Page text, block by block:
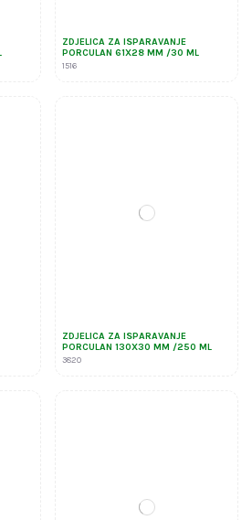
ZDJELICA ZA ISPARAVANJE
PORCULAN 61X28 MM /30 ML
1516
ZDJELICA ZA ISPARAVANJE
PORCULAN 130X30 MM /250 ML
3820